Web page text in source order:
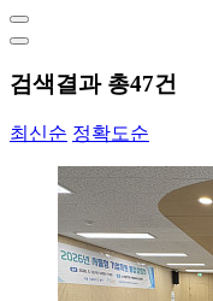
검색결과 총47건
최신순 정확도순